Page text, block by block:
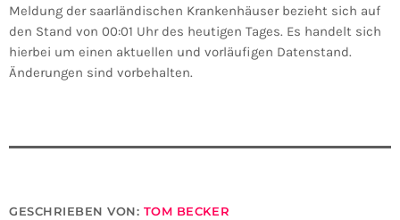
Meldung der saarländischen Krankenhäuser bezieht sich auf
den Stand von 00:01 Uhr des heutigen Tages. Es handelt sich
hierbei um einen aktuellen und vorläufigen Datenstand.
Änderungen sind vorbehalten.
GESCHRIEBEN VON: TOM BECKER